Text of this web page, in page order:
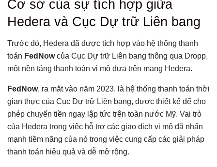
Cơ sở của sự tích hợp giữa Hedera và Cục Dự trữ Liên
bang
Phản ứng của cộng đồng
Ảnh hưởng đến lĩnh vực tài chính và tiền mã hóa
Có thể bạn chưa biết
Cơ sở của sự tích hợp giữa
Hedera và Cục Dự trữ Liên bang
Trước đó, Hedera đã được tích hợp vào hệ thống thanh
toán FedNowcủa Cục Dự trữ Liên bang thông qua Dropp,
một nền tảng thanh toán vi mô dựa trên mạng Hedera.
FedNow, ra mắt vào năm 2023, là hệ thống thanh toán thời
gian thực của Cục Dự trữ Liên bang, được thiết kế để cho
phép chuyển tiền ngay lập tức trên toàn nước Mỹ. Vai trò
của Hedera trong việc hỗ trợ các giao dịch vi mô đã nhấn
mạnh tiềm năng của nó trong việc cung cấp các giải pháp
thanh toán hiệu quả và dễ mở rộng.